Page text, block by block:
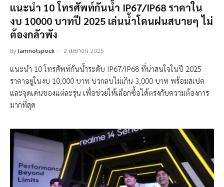
แนะนำ 10 โทรศัพท์กันน้ำ IP67/IP68 ราคาใน
งบ 10000 บาทปี 2025 เล่นน้ำโดนฝนสบายๆ ไม่
ต้องกลัวพัง
ByIamnotspock 2 เมษายน 2025
แนะนำ 10 โทรศัพท์กันน้ำระดับ IP67/IP68 ที่น่าสนใจในปี 2025
ราคาอยู่ในงบ 10,000 บาท บวกลบไม่เกิน 3,000 บาท พร้อมสเปค
และจุดเด่นของแต่ละรุ่น เพื่อช่วยให้เลือกซื้อได้ตรงกับความต้องการ
มากที่สุด